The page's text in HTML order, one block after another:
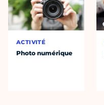
ACTIVITÉ
Photo numérique